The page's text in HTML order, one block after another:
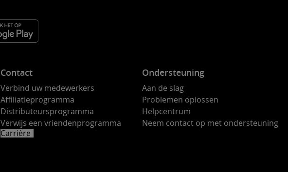
Contact
Verbind uw medewerkers
Affiliatieprogramma
Distributeursprogramma
Verwijs een vriendenprogramma
Carrière
Ondersteuning
Aan de slag
Problemen oplossen
Helpcentrum
Neem contact op met ondersteuning